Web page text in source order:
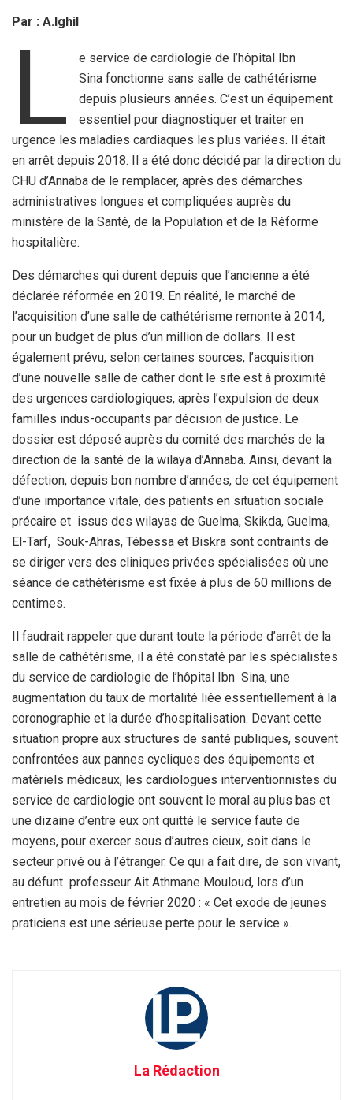
Par : A.Ighil
L
e service de cardiologie de l’hôpital Ibn
Sina fonctionne sans salle de cathétérisme
depuis plusieurs années. C’est un équipement
essentiel pour diagnostiquer et traiter en
urgence les maladies cardiaques les plus variées. Il était
en arrêt depuis 2018. Il a été donc décidé par la direction du
CHU d’Annaba de le remplacer, après des démarches
administratives longues et compliquées auprès du
ministère de la Santé, de la Population et de la Réforme
hospitalière.
Des démarches qui durent depuis que l’ancienne a été
déclarée réformée en 2019. En réalité, le marché de
l’acquisition d’une salle de cathétérisme remonte à 2014,
pour un budget de plus d’un million de dollars. Il est
également prévu, selon certaines sources, l’acquisition
d’une nouvelle salle de cather dont le site est à proximité
des urgences cardiologiques, après l’expulsion de deux
familles indus-occupants par décision de justice. Le
dossier est déposé auprès du comité des marchés de la
direction de la santé de la wilaya d’Annaba. Ainsi, devant la
défection, depuis bon nombre d’années, de cet équipement
d’une importance vitale, des patients en situation sociale
précaire et issus des wilayas de Guelma, Skikda, Guelma,
El-Tarf, Souk-Ahras, Tébessa et Biskra sont contraints de
se diriger vers des cliniques privées spécialisées où une
séance de cathétérisme est fixée à plus de 60 millions de
centimes.
Il faudrait rappeler que durant toute la période d’arrêt de la
salle de cathétérisme, il a été constaté par les spécialistes
du service de cardiologie de l’hôpital Ibn Sina, une
augmentation du taux de mortalité liée essentiellement à la
coronographie et la durée d’hospitalisation. Devant cette
situation propre aux structures de santé publiques, souvent
confrontées aux pannes cycliques des équipements et
matériels médicaux, les cardiologues interventionnistes du
service de cardiologie ont souvent le moral au plus bas et
une dizaine d’entre eux ont quitté le service faute de
moyens, pour exercer sous d’autres cieux, soit dans le
secteur privé ou à l’étranger. Ce qui a fait dire, de son vivant,
au défunt professeur Ait Athmane Mouloud, lors d’un
entretien au mois de février 2020 : « Cet exode de jeunes
praticiens est une sérieuse perte pour le service ».
La Rédaction